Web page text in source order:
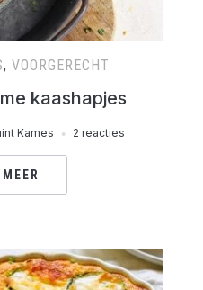
, VOORGERECHT
kaashapjes
Kames 2 reacties